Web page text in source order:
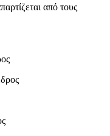
από τους